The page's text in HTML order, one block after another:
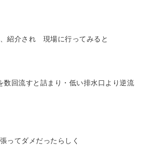
紹介され 現場に行ってみると
数回流すと詰まり・低い排水口より逆流
ってダメだったらしく